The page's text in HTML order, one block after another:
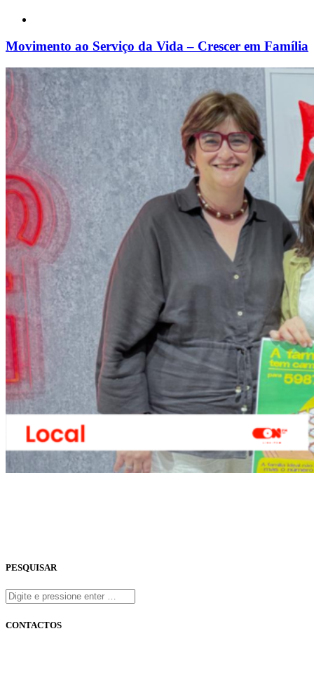
Movimento ao Serviço da Vida – Crescer em Família
PESQUISAR
CONTACTOS